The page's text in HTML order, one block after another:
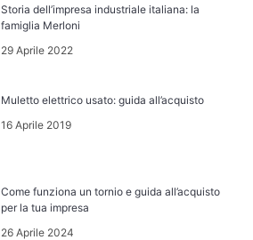
Storia dell’impresa industriale italiana: la
famiglia Merloni
29 Aprile 2022
Muletto elettrico usato: guida all’acquisto
16 Aprile 2019
Come funziona un tornio e guida all’acquisto
per la tua impresa
26 Aprile 2024